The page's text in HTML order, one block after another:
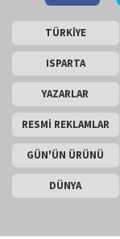
TÜRKİYE
ISPARTA
YAZARLAR
RESMİ REKLAMLAR
GÜN'ÜN ÜRÜNÜ
DÜNYA